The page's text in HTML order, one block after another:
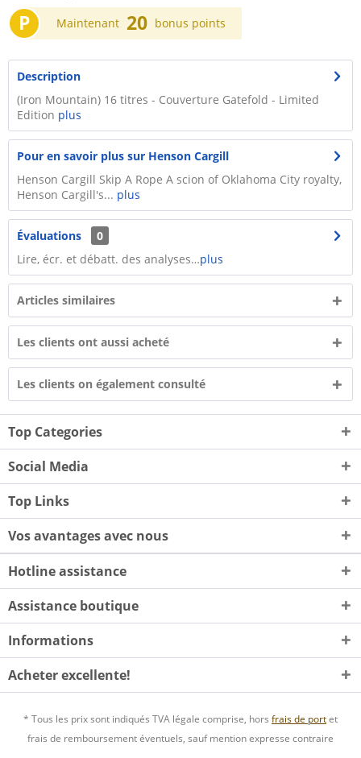
P Maintenant 20 bonus points
Description
(Iron Mountain) 16 titres - Couverture Gatefold - Limited
Edition plus
Pour en savoir plus sur Henson Cargill
Henson Cargill Skip A Rope A scion of Oklahoma City royalty,
Henson Cargill's... plus
Évaluations
0
Lire, écr. et débatt. des analyses…plus
Articles similaires
Les clients ont aussi acheté
Les clients on également consulté
Top Categories
Social Media
Top Links
Vos avantages avec nous
Hotline assistance
Assistance boutique
Informations
Acheter excellente!
* Tous les prix sont indiqués TVA légale comprise, hors frais de portet
frais de remboursement éventuels, sauf mention expresse contraire